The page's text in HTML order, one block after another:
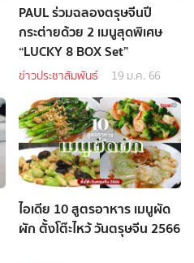
PAUL ร่วมฉลองตรุษจีนปี
กระต่ายด้วย 2 เมนูสุดพิเศษ
“LUCKY 8 BOX Set”
ข่าวประชาสัมพันธ์ 19 ม.ค. 66
ไอเดีย 10 สูตรอาหาร เมนูผัด
ผัก ตั้งโต๊ะไหว้ วันตรุษจีน 2566